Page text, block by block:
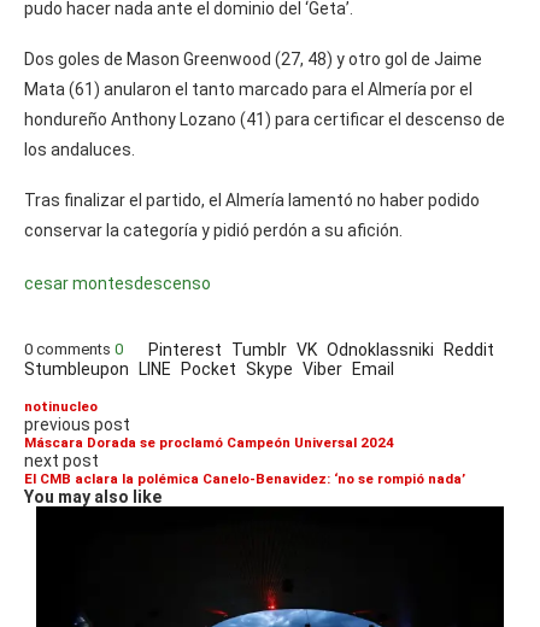
pudo hacer nada ante el dominio del ‘Geta’.
Dos goles de Mason Greenwood (27, 48) y otro gol de Jaime
Mata (61) anularon el tanto marcado para el Almería por el
hondureño Anthony Lozano (41) para certificar el descenso de
los andaluces.
Tras finalizar el partido, el Almería lamentó no haber podido
conservar la categoría y pidió perdón a su afición.
cesar montesdescenso
0 comments 0 Pinterest Tumblr VK Odnoklassniki
Reddit
Stumbleupon
LINE Pocket Skype Viber Email
notinucleo
previous post
Máscara Dorada se proclamó Campeón Universal 2024
next post
El CMB aclara la polémica Canelo-Benavidez: ‘no se rompió nada’
You may also like